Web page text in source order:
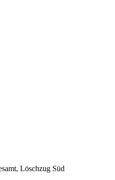
Löschzug Süd